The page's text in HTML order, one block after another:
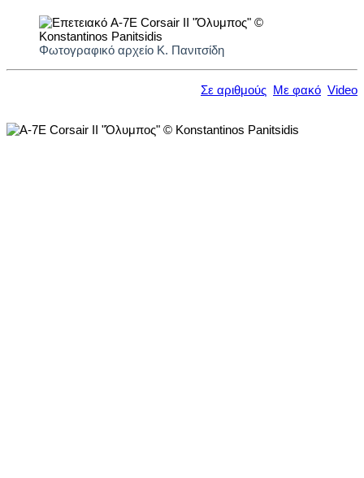
Φωτογραφικό αρχείο Κ. Πανιτσίδη
Σε αριθμούς Με φακό Video